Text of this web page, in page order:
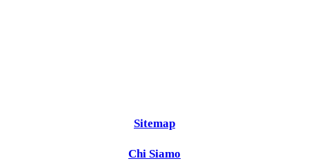
Sitemap
Chi Siamo